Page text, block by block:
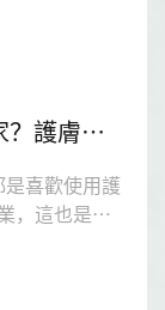
如何選好的醫美護膚品OEM廠家？護膚品OEM廠家推薦
喜歡使用護
，這也是近
享一下琉